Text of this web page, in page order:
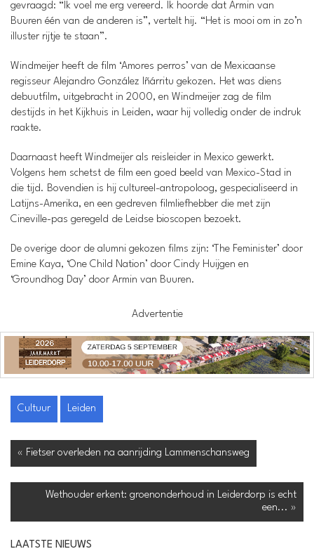
gevraagd: “Ik voel me erg vereerd. Ik hoorde dat Armin van
Buuren één van de anderen is”, vertelt hij. “Het is mooi om in zo’n
illuster rijtje te staan”.
Windmeijer heeft de film ‘Amores perros’ van de Mexicaanse
regisseur Alejandro González Iñárritu gekozen. Het was diens
debuutfilm, uitgebracht in 2000, en Windmeijer zag de film
destijds in het Kijkhuis in Leiden, waar hij volledig onder de indruk
raakte.
Daarnaast heeft Windmeijer als reisleider in Mexico gewerkt.
Volgens hem schetst de film een goed beeld van Mexico-Stad in
die tijd. Bovendien is hij cultureel-antropoloog, gespecialiseerd in
Latijns-Amerika, en een gedreven filmliefhebber die met zijn
Cineville-pas geregeld de Leidse bioscopen bezoekt.
De overige door de alumni gekozen films zijn: ‘The Feminister’ door
Emine Kaya, ‘One Child Nation’ door Cindy Huijgen en
‘Groundhog Day’ door Armin van Buuren.
Advertentie
Cultuur Leiden
« Fietser overleden na aanrijding Lammenschansweg
Wethouder erkent: groenonderhoud in Leiderdorp is echt
een... »
LAATSTE NIEUWS